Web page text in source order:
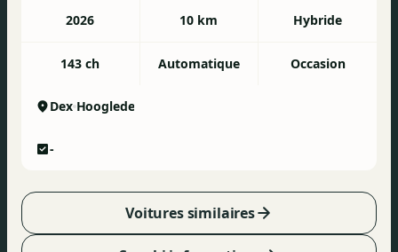
2026 10 km Hybride
143 ch Automatique Occasion
Dex Hooglede
-
Voitures similaires